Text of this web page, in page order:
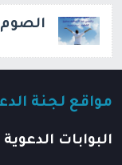
مواقع لجنة
البوابات الدعوية